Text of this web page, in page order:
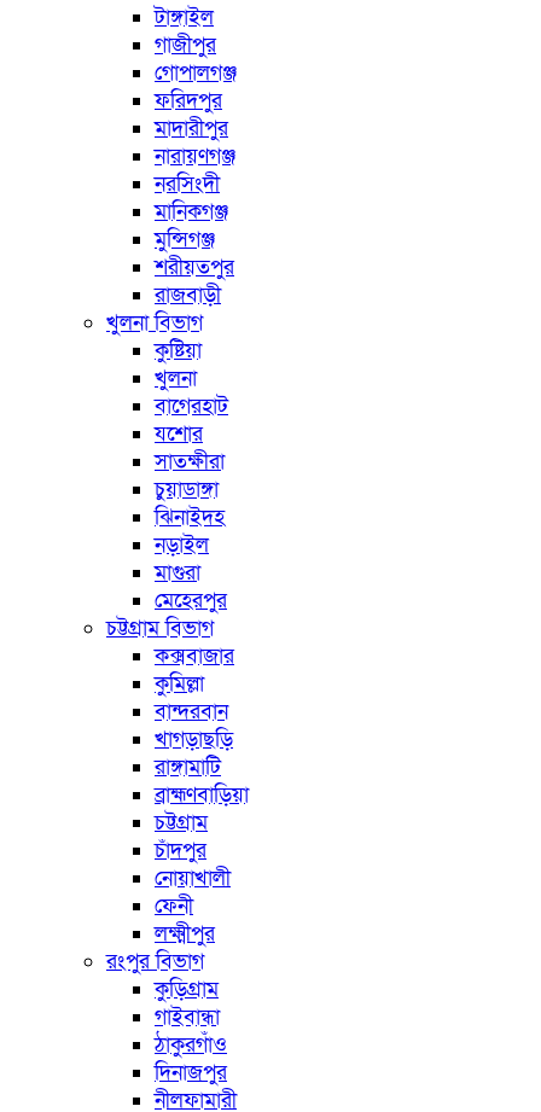
টাঙ্গাইল
গাজীপুর
গোপালগঞ্জ
ফরিদপুর
মাদারীপুর
নারায়ণগঞ্জ
নরসিংদী
মানিকগঞ্জ
মুন্সিগঞ্জ
শরীয়তপুর
রাজবাড়ী
খুলনা বিভাগ
কুষ্টিয়া
খুলনা
বাগেরহাট
যশোর
সাতক্ষীরা
চুয়াডাঙ্গা
ঝিনাইদহ
নড়াইল
মাগুরা
মেহেরপুর
চট্টগ্রাম বিভাগ
কক্সবাজার
কুমিল্লা
বান্দরবান
খাগড়াছড়ি
রাঙ্গামাটি
ব্রাহ্মণবাড়িয়া
চট্টগ্রাম
চাঁদপুর
নোয়াখালী
ফেনী
লক্ষ্মীপুর
রংপুর বিভাগ
কুড়িগ্রাম
গাইবান্ধা
ঠাকুরগাঁও
দিনাজপুর
নীলফামারী